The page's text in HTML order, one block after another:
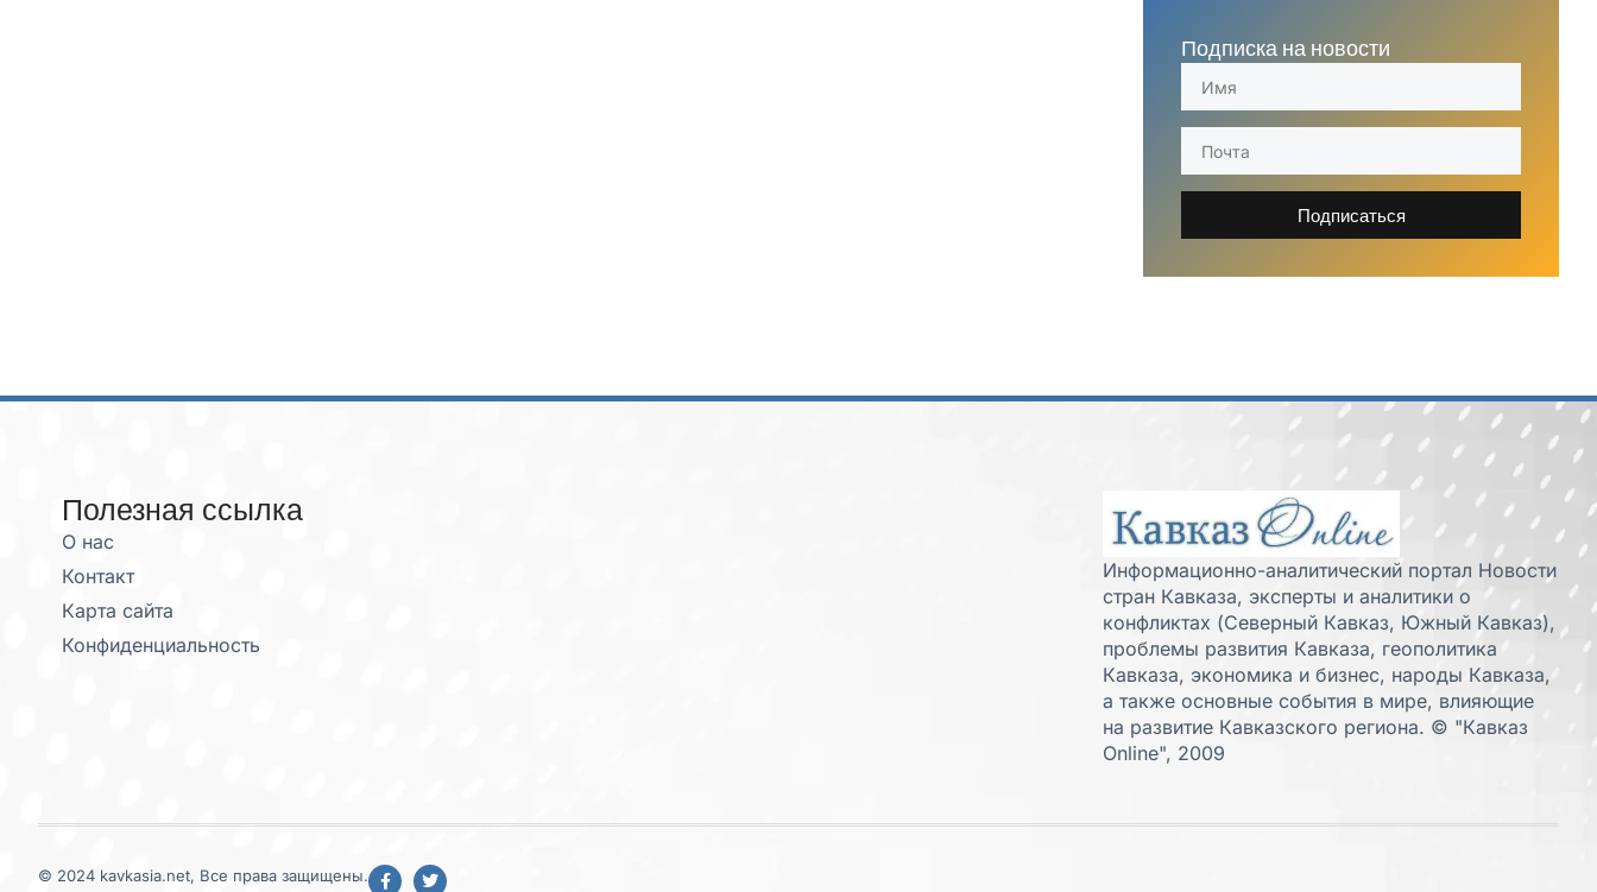
Подписка на новости
Подписаться
Полезная ссылка
О нас
Контакт
Карта сайта
Конфиденциальность
Информационно-аналитический портал Новости
стран Кавказа, эксперты и аналитики о
конфликтах (Северный Кавказ, Южный Кавказ),
проблемы развития Кавказа, геополитика
Кавказа, экономика и бизнес, народы Кавказа,
а также основные события в мире, влияющие
на развитие Кавказского региона. © "Кавказ
Online", 2009
© 2024 kavkasia.net, Все права защищены.